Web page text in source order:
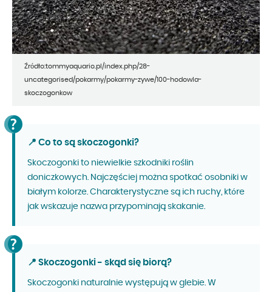
Źródło:tommyaquario.pl/index.php/28-
uncategorised/pokarmy/pokarmy-zywe/100-hodowla-
skoczogonkow
📍 Co to są skoczogonki?
Skoczogonki to niewielkie szkodniki roślin
doniczkowych. Najczęściej można spotkać osobniki w
białym kolorze. Charakterystyczne są ich ruchy, które
jak wskazuje nazwa przypominają skakanie.
📍 Skoczogonki - skąd się biorą?
Skoczogonki naturalnie występują w glebie. W